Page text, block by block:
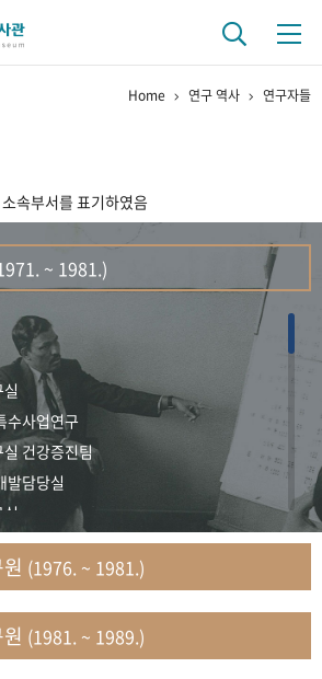
보는 연구 역사
연구자들
기록물 행정박물 영상 기록물
50년
Home 연구 역사 연구자들
속부서를 표기하였음
~ 1981.)
수사업연구
건강증진팀
발담당실
발담당실
구과
인구가족연구팀
실
(1976. ~ 1981.)
(1981. ~ 1989.)